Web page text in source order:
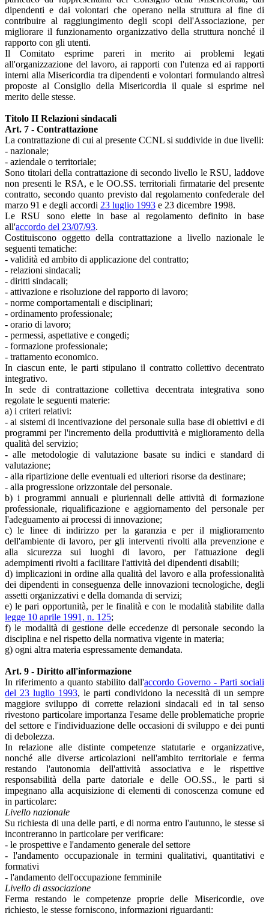
dipendenti e dai volontari che operano nella struttura al fine di
contribuire al raggiungimento degli scopi dell'Associazione, per
migliorare il funzionamento organizzativo della struttura nonché il
rapporto con gli utenti.
Il Comitato esprime pareri in merito ai problemi legati
all'organizzazione del lavoro, ai rapporti con l'utenza ed ai rapporti
interni alla Misericordia tra dipendenti e volontari formulando altresì
proposte al Consiglio della Misericordia il quale si esprime nel
merito delle stesse.
Titolo II Relazioni sindacali
Art. 7 - Contrattazione
La contrattazione di cui al presente CCNL si suddivide in due livelli:
- nazionale;
- aziendale o territoriale;
Sono titolari della contrattazione di secondo livello le RSU, laddove
non presenti le RSA, e le OO.SS. territoriali firmatarie del presente
contratto, secondo quanto previsto dal regolamento confederale del
marzo 91 e degli accordi 23 luglio 1993 e 23 dicembre 1998.
Le RSU sono elette in base al regolamento definito in base
all'accordo del 23/07/93.
Costituiscono oggetto della contrattazione a livello nazionale le
seguenti tematiche:
- validità ed ambito di applicazione del contratto;
- relazioni sindacali;
- diritti sindacali;
- attivazione e risoluzione del rapporto di lavoro;
- norme comportamentali e disciplinari;
- ordinamento professionale;
- orario di lavoro;
- permessi, aspettative e congedi;
- formazione professionale;
- trattamento economico.
In ciascun ente, le parti stipulano il contratto collettivo decentrato
integrativo.
In sede di contrattazione collettiva decentrata integrativa sono
regolate le seguenti materie:
a) i criteri relativi:
- ai sistemi di incentivazione del personale sulla base di obiettivi e di
programmi per l'incremento della produttività e miglioramento della
qualità del servizio;
- alle metodologie di valutazione basate su indici e standard di
valutazione;
- alla ripartizione delle eventuali ed ulteriori risorse da destinare;
- alla progressione orizzontale del personale.
b) i programmi annuali e pluriennali delle attività di formazione
professionale, riqualificazione e aggiornamento del personale per
l'adeguamento ai processi di innovazione;
c) le linee di indirizzo per la garanzia e per il miglioramento
dell'ambiente di lavoro, per gli interventi rivolti alla prevenzione e
alla sicurezza sui luoghi di lavoro, per l'attuazione degli
adempimenti rivolti a facilitare l'attività dei dipendenti disabili;
d) implicazioni in ordine alla qualità del lavoro e alla professionalità
dei dipendenti in conseguenza delle innovazioni tecnologiche, degli
assetti organizzativi e della domanda di servizi;
e) le pari opportunità, per le finalità e con le modalità stabilite dalla
legge 10 aprile 1991, n. 125;
f) le modalità di gestione delle eccedenze di personale secondo la
disciplina e nel rispetto della normativa vigente in materia;
g) ogni altra materia espressamente demandata.
Art. 9 - Diritto all'informazione
In riferimento a quanto stabilito dall'accordo Governo - Parti sociali
del 23 luglio 1993, le parti condividono la necessità di un sempre
maggiore sviluppo di corrette relazioni sindacali ed in tal senso
rivestono particolare importanza l'esame delle problematiche proprie
del settore e l'individuazione delle occasioni di sviluppo e dei punti
di debolezza.
In relazione alle distinte competenze statutarie e organizzative,
nonché alle diverse articolazioni nell'ambito territoriale e ferma
restando l'autonomia dell'attività associativa e le rispettive
responsabilità della parte datoriale e delle OO.SS., le parti si
impegnano alla acquisizione di elementi di conoscenza comune ed
in particolare:
Livello nazionale
Su richiesta di una delle parti, e di norma entro l'autunno, le stesse si
incontreranno in particolare per verificare:
- le prospettive e l'andamento generale del settore
- l'andamento occupazionale in termini qualitativi, quantitativi e
formativi
- l'andamento dell'occupazione femminile
Livello di associazione
Ferma restando le competenze proprie delle Misericordie, ove
richiesto, le stesse forniscono, informazioni riguardanti: